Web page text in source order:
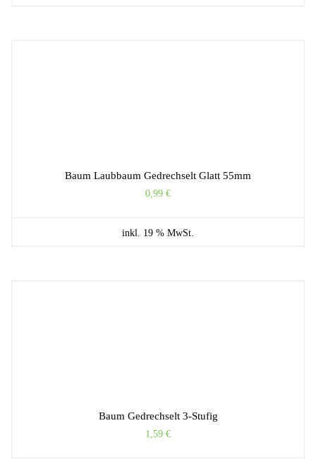
Baum Laubbaum Gedrechselt Glatt 55mm
0,99 €
inkl. 19 % MwSt.
Baum Gedrechselt 3-Stufig
1,59 €